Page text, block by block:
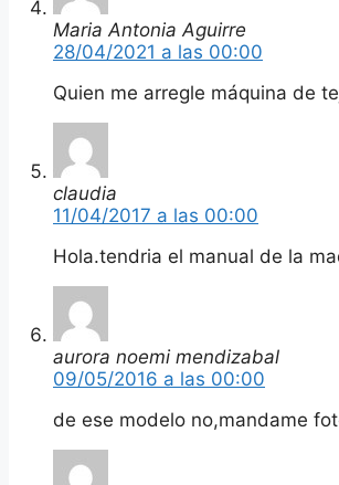
Maria Antonia Aguirre
28/04/2021 a las 00:00
Quien me arregle máquina de
claudia
11/04/2017 a las 00:00
Hola.tendria el manual de la
aurora noemi mendizabal
09/05/2016 a las 00:00
de ese modelo no,mandame